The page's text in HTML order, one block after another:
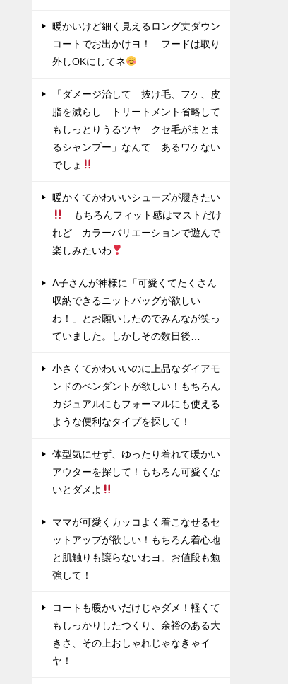
暖かいけど細く見えるロング丈ダウン
コートでお出かけヨ！ フードは取り
外しOKにしてネ
「ダメージ治して 抜け毛、フケ、皮
脂を減らし トリートメント省略して
もしっとりうるツヤ クセ毛がまとま
るシャンプー」なんて あるワケない
でしょ
暖かくてかわいいシューズが履きたい
もちろんフィット感はマストだけ
れど カラーバリエーションで遊んで
楽しみたいわ
A子さんが神様に「可愛くてたくさん
収納できるニットバッグが欲しい
わ！」とお願いしたのでみんなが笑っ
ていました。しかしその数日後…
小さくてかわいいのに上品なダイアモ
ンドのペンダントが欲しい！もちろん
カジュアルにもフォーマルにも使える
ような便利なタイプを探して！
体型気にせず、ゆったり着れて暖かい
アウターを探して！もちろん可愛くな
いとダメよ
ママが可愛くカッコよく着こなせるセ
ットアップが欲しい！もちろん着心地
と肌触りも譲らないわヨ。お値段も勉
強して！
コートも暖かいだけじゃダメ！軽くて
もしっかりしたつくり、余裕のある大
きさ、その上おしゃれじゃなきゃイ
ヤ！